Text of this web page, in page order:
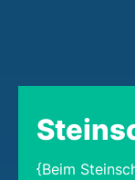
{Beim